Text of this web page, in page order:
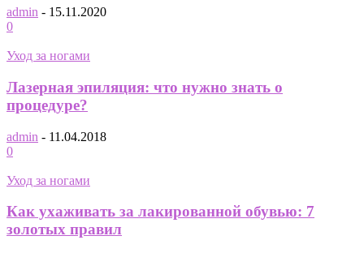
admin - 15.11.2020
0
Уход за ногами
Лазерная эпиляция: что нужно знать о
процедуре?
admin - 11.04.2018
0
Уход за ногами
Как ухаживать за лакированной обувью: 7
золотых правил